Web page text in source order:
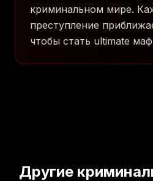
криминальном мире.
преступление
чтобы стать ultimate
Другие